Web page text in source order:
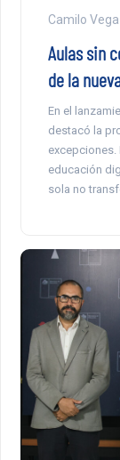
Camilo
Aulas sin
de la
En el
destacó la
excepciones.
educación
sola no